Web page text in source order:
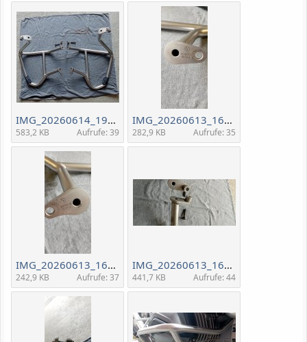
IMG_20260614_192058.jpg
583,2 KB Aufrufe: 39
IMG_20260613_163312.jpg
282,9 KB Aufrufe: 35
IMG_20260613_163323.jpg
242,9 KB Aufrufe: 37
IMG_20260613_163412.jpg
441,7 KB Aufrufe: 44